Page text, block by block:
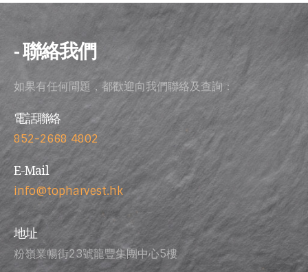
- 聯絡我們
如果有任何問題，都歡迎向我們聯絡及查詢：
電話聯絡
852-2668 4802
E-Mail
info@topharvest.hk
地址
粉嶺業暢街23號龍豐集團中心5樓